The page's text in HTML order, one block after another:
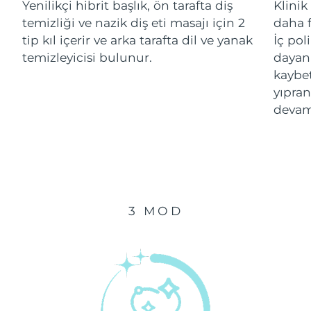
Yenilikçi hibrit başlık, ön tarafta diş
temizliği ve nazik diş eti masajı için 2
tip kıl içerir ve arka tarafta dil ve yanak
temizleyicisi bulunur.
Klinik
daha
İç
3 MOD
Çin Makao ÖİB Tahmini teslim tarihi 8/12/26
Malezya 8/13/26
8/10/26
Tahmini teslim tarihi
Tahmini teslim tarihi